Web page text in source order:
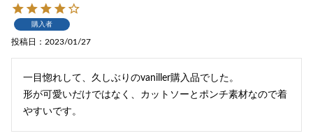
購入者
投稿日 2023/01/27
一目惚れして、久しぶりのvaniller購入品でした。
形が可愛いだけではなく、カットソーとポンチ素材なので着
やすいです。